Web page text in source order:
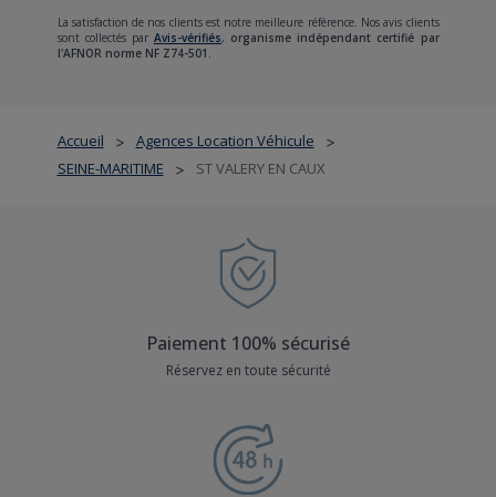
Accueil > Agences Location Véhicule >
SEINE-MARITIME > ST VALERY EN CAUX
La satisfaction de nos clients est notre meilleure référence. Nos avis clients
sont collectés par Avis-vérifiés, organisme indépendant certifié par
l'AFNOR norme NF Z74-501.
Paiement 100% sécurisé
Réservez en toute sécurité